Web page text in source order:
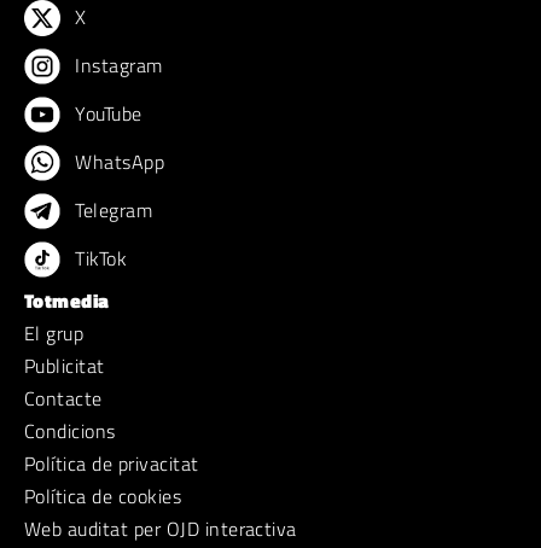
X
Instagram
YouTube
WhatsApp
Telegram
TikTok
Totmedia
El grup
Publicitat
Contacte
Condicions
Política de privacitat
Política de cookies
Web auditat per OJD interactiva